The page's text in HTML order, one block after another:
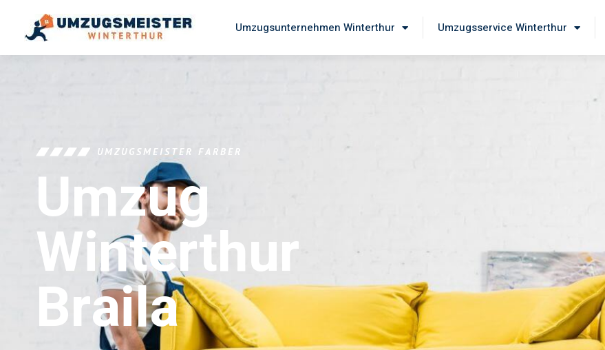
Umzugsunternehmen Winterthur Umzugsservice Winterthur
UMZUGSMEISTER FARBER
Umzug
Winterthur
Braila